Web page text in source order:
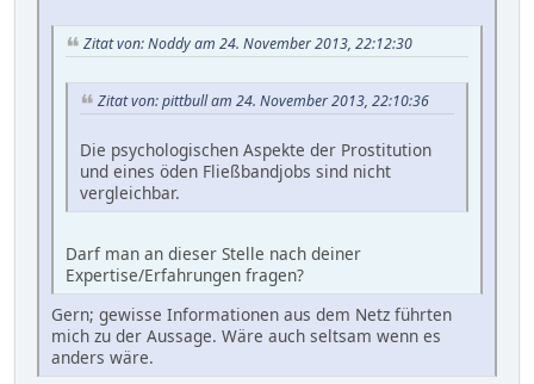
Zitat von: Noddy am 24. November 2013, 22:12:30
Zitat von: pittbull am 24. November 2013, 22:10:36
Die psychologischen Aspekte der Prostitution
und eines öden Fließbandjobs sind nicht
vergleichbar.
Darf man an dieser Stelle nach deiner
Expertise/Erfahrungen fragen?
Gern; gewisse Informationen aus dem Netz führten
mich zu der Aussage. Wäre auch seltsam wenn es
anders wäre.